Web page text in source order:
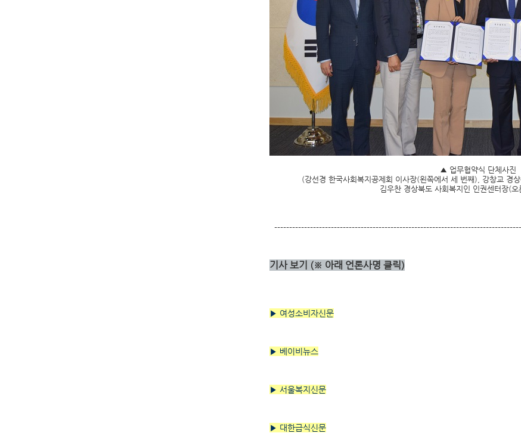
▲ 업무협약식 단체사진
(강선경 한국사회복지공제회 이사장(왼쪽에서 세 번째), 강창교 경
김우찬 경상북도 사회복지인 인권센터장(
기사 보기 (※ 아래 언론사명 클릭)
▶ 여성소비자신문
▶ 베이비뉴스
▶ 서울복지신문
▶ 대한급식신문